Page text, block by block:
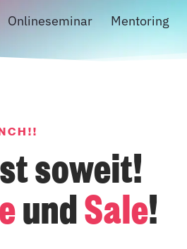
Onlineseminar Mentoring
soweit!
undSale!